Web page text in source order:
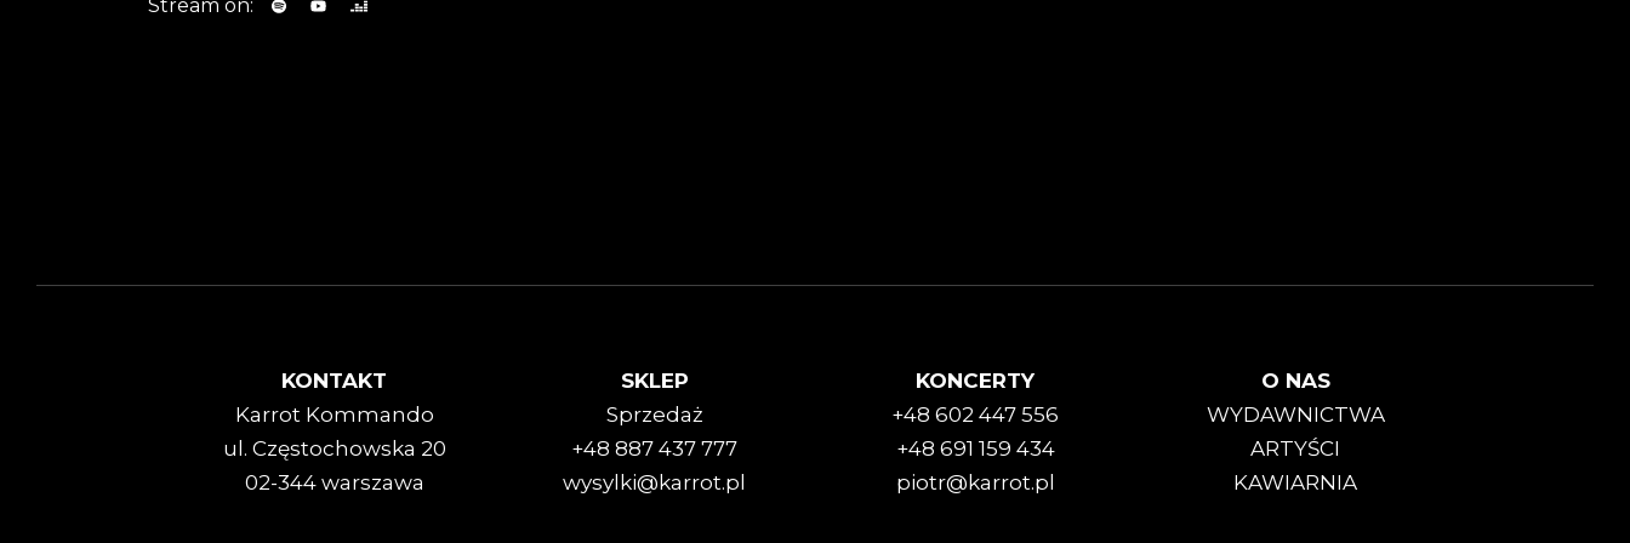
Stream on:
KONTAKT
Karrot Kommando
ul. Częstochowska 20
02-344 warszawa
SKLEP
Sprzedaż
+48 887 437 777
wysylki@karrot.pl
KONCERTY
+48 602 447 556
+48 691 159 434
piotr@karrot.pl
O NAS
WYDAWNICTWA
ARTYŚCI
KAWIARNIA